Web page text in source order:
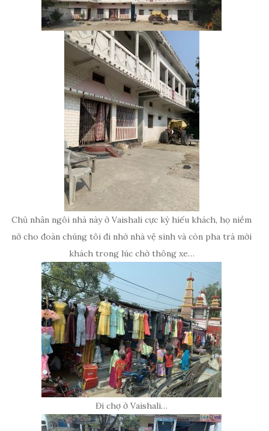
Chủ nhân ngôi nhà này ở Vaishali cực kỳ hiếu khách, họ niềm
nở cho đoàn chúng tôi đi nhờ nhà vệ sinh và còn pha trà mời
khách trong lúc chờ thông xe…
Đi chợ ở Vaishali…